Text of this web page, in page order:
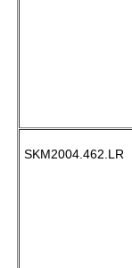
SKM2004.462.LR